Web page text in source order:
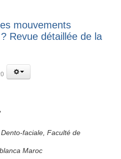
mouvements
Revue détaillée de la
faciale, Faculté de
Maroc